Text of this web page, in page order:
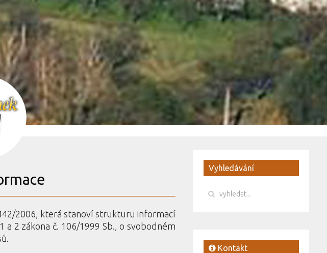
2006, která stanoví strukturu informací
2 zákona č. 106/1999 Sb., o svobodném
Vyhledávání
Kontakt